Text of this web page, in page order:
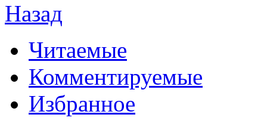
Назад
Читаемые
Комментируемые
Избранное